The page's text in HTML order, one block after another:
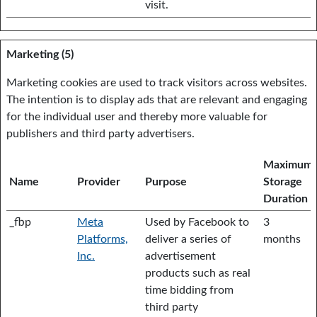
visit.
Marketing (5)
Marketing cookies are used to track visitors across websites.
The intention is to display ads that are relevant and engaging
for the individual user and thereby more valuable for
publishers and third party advertisers.
Name Provider Purpose
Maximum
Storage
Duration
_fbp
Meta
Platforms,
Inc.
Used by Facebook to
deliver a series of
advertisement
products such as real
time bidding from
third party
3
months